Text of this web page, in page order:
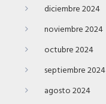
diciembre 2024
noviembre 2024
octubre 2024
septiembre 2024
agosto 2024